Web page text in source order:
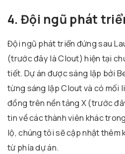
4. Đội ngũ phát
Đội ngũ phát triển đứng sau
(trước đây là Clout) hiện tại
tiết. Dự án được sáng lập bởi
từng sáng lập Clout và có mối
đồng trên nền tảng X (trước
tin về các thành viên khác
lộ, chúng tôi sẽ cập nhật thêm
từ phía dự án.